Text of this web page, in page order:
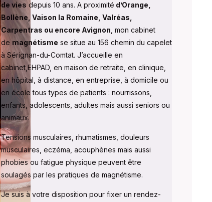
de vies depuis 10 ans. A proximité d’Orange,
Bollène, Vaison la Romaine, Valréas,
Carpentras ou encore Avignon , mon cabinet
de magnétisme se situe au 156 chemin du capelet
à Sérignan-du-Comtat. J’accueille en
cabinet,EHPAD, en maison de retraite, en clinique,
en hôpital, à distance, en entreprise, à domicile ou
en école tous types de patients : nourrissons,
enfants, adolescents, adultes mais aussi seniors ou
animaux.
Tensions musculaires, rhumatismes, douleurs
musculaires, eczéma, acouphènes mais aussi
phobies ou fatigue physique peuvent être
soulagés par les pratiques de magnétisme.
Je suis à votre disposition pour fixer un rendez-